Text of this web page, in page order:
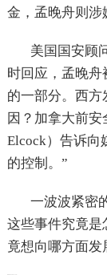
金，孟晚舟则涉
美国国安顾
时回应，孟晚
的一部分。西方
因？加拿大前安
Elcock）告诉向
的控制。”
一波波紧密
这些事件究竟是
竟想向哪方面发